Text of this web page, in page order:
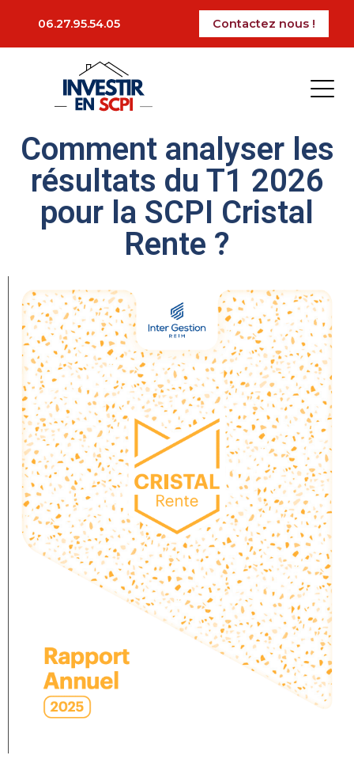
06.27.95.54.05 Contactez nous !
La période des impôts est arrivé, certains vont
fortune immobilière (IFI). Dans cet article, nous
vous présenterons les bases de l’IFI à connaitre
pour faire sa déclaration.
Ajoutez votre titre ici
Comment analyser les
résultats du T1 2026
pour la SCPI Cristal
Rente ?